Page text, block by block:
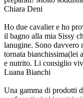
Chiara Deni
Ho due cavalier e ho
il bagno alla mia Sissy
lanugine. Sono davvero
tornata bianchissima(lei
e nutrito. Li consiglio
Luana Bianchi
Una gamma di prodotti